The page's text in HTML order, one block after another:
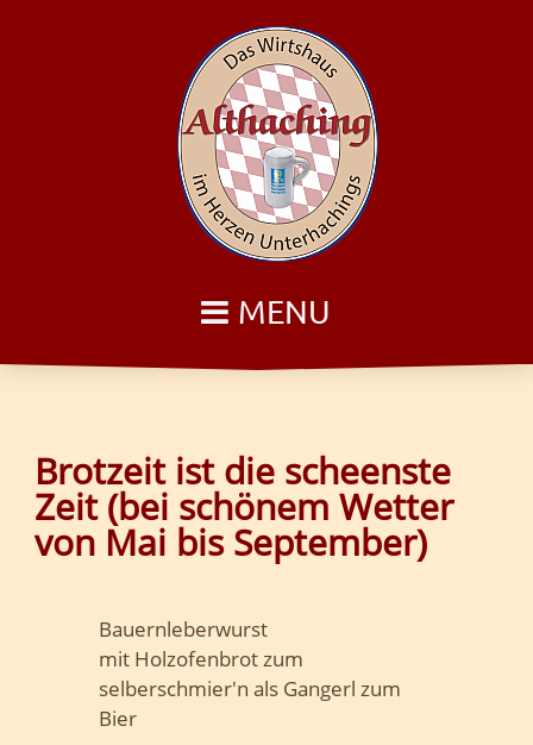
MENU
Brotzeit ist die scheenste
Zeit (bei schönem Wetter
von Mai bis September)
Bauernleberwurst
mit Holzofenbrot zum
selberschmier'n als Gangerl zum
Bier